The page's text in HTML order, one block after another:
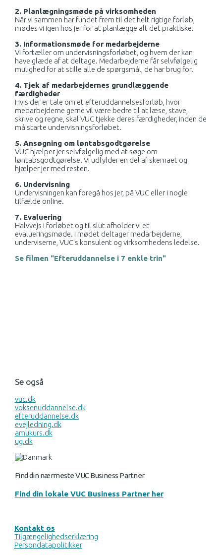
2. Planlægningsmøde på virksomheden
Når vi sammen har fundet frem til det helt rigtige forløb,
mødes vi igen hos jer for at planlægge alt det praktiske.
3. Informationsmøde for medarbejderne
Vi fortæller om undervisningsforløbet, og hvem der kan
have glæde af at deltage. Medarbejderne får selvfølgelig
mulighed for at stille alle de spørgsmål, de har brug for.
4. Tjek af medarbejdernes grundlæggende
færdigheder
Hvis der er tale om et efteruddannelsesforløb, hvor
medarbejderne gerne vil være bedre til at læse, stave,
skrive og regne, skal VUC tjekke deres færdigheder, inden de
må starte undervisningsforløbet.
5. Ansøgning om løntabsgodtgørelse
VUC hjælper jer selvfølgelig med at søge om
løntabsgodtgørelse. Vi udfylder en del af skemaet og
hjælper jer med resten.
6. Undervisning
Undervisningen kan foregå hos jer, på VUC eller i nogle
tilfælde online.
7. Evaluering
Halvvejs i forløbet og til slut afholder vi et
evalueringsmøde. I mødet deltager medarbejderne,
underviserne, VUC's konsulent og virksomhedens ledelse.
Se filmen "Efteruddannelse i 7 enkle trin"
Se også
vuc.dk
voksenuddannelse.dk
efteruddannelse.dk
evejledning.dk
amukurs.dk
ug.dk
Find din nærmeste VUC Business Partner
Find din lokale VUC Business Partner her
Kontakt os
Tilgængelighedserklæring
Persondatapolitikker